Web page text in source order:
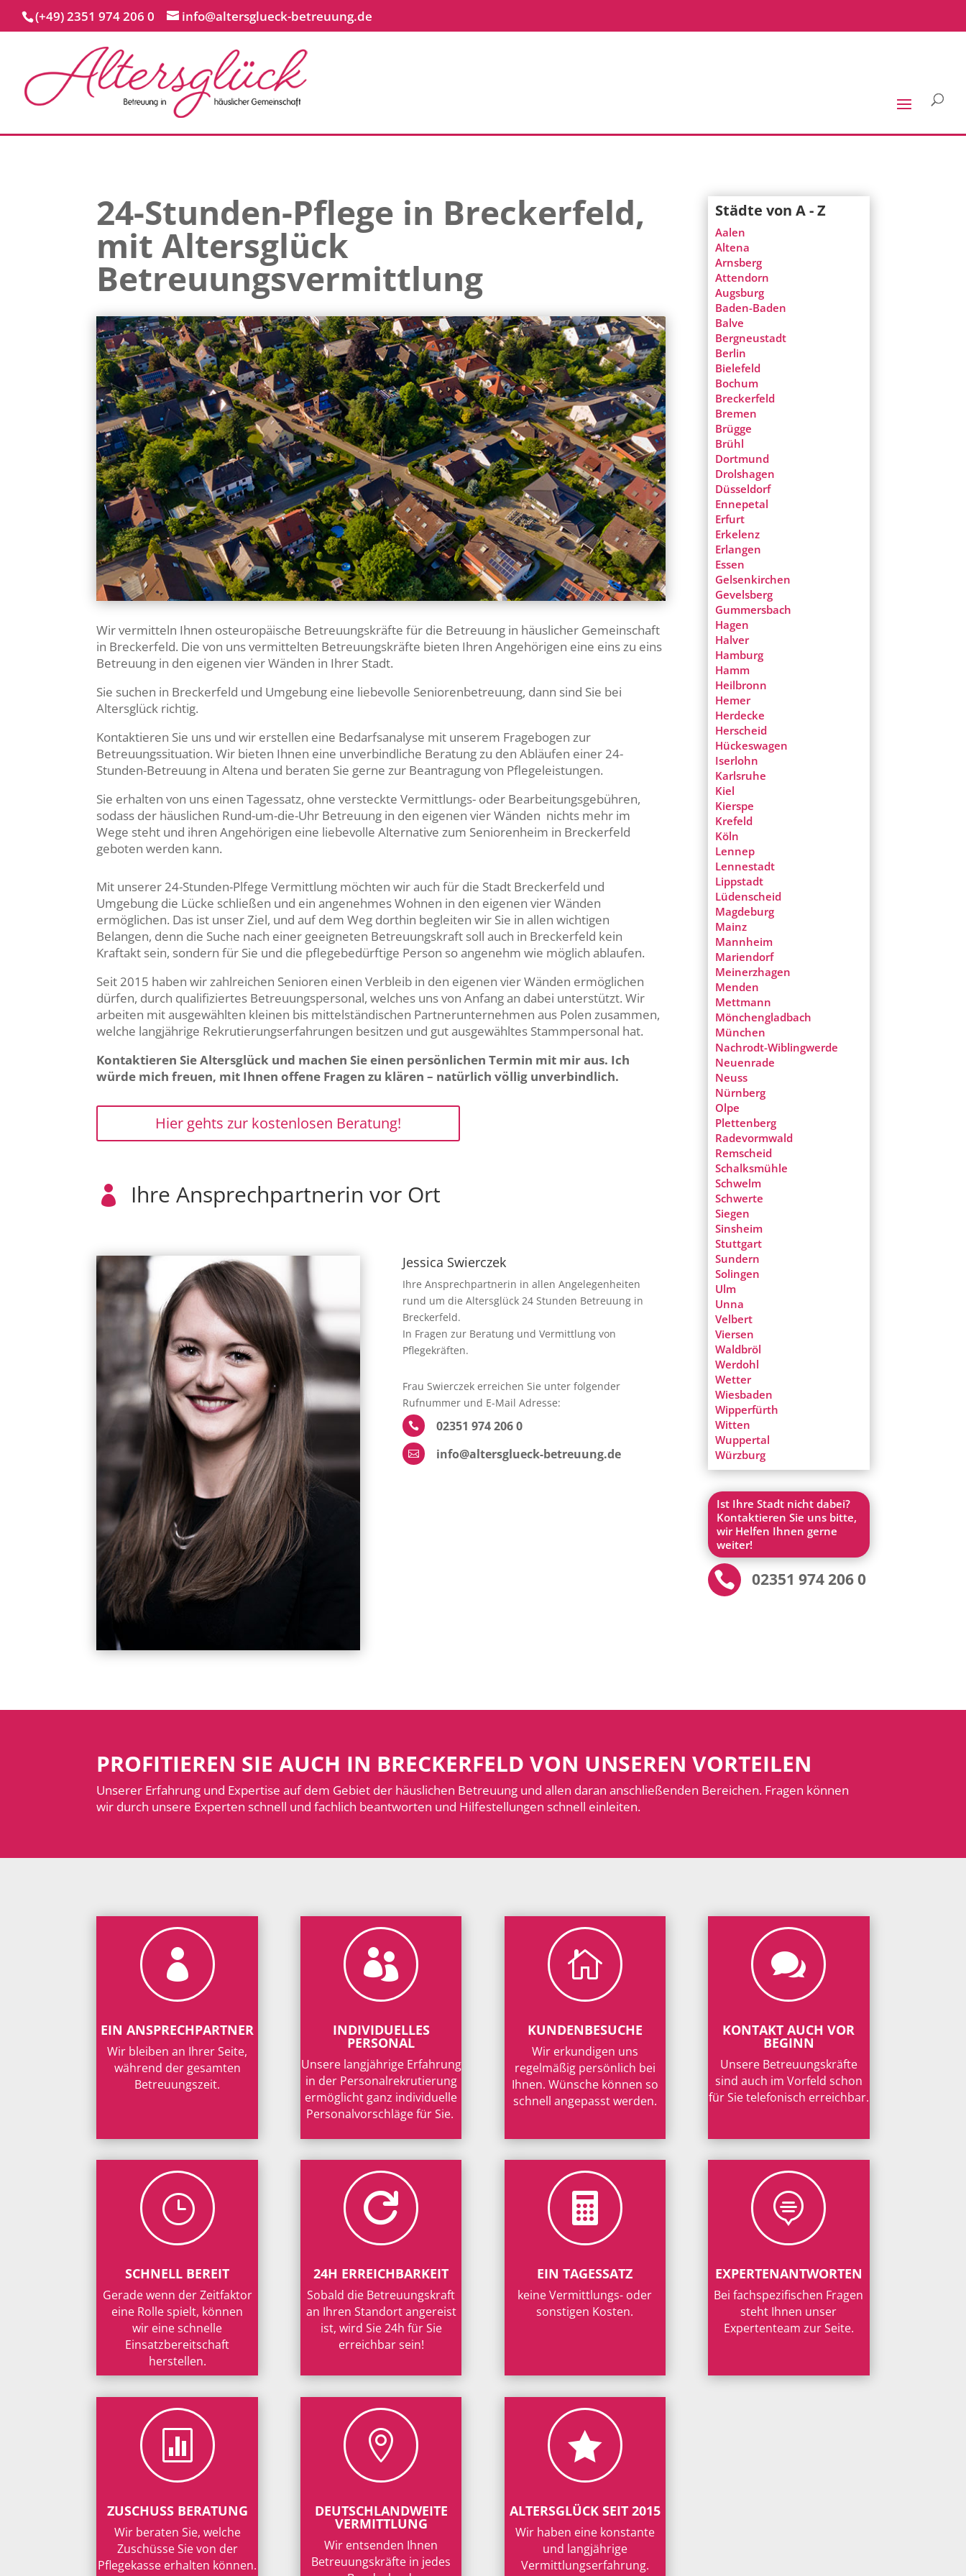
(+49) 2351 974 206 0 info@altersglueck-betreuung.de
24-Stunden-Pflege in Breckerfeld,
mit Altersglück
Betreuungsvermittlung
Wir vermitteln Ihnen osteuropäische Betreuungskräfte für die Betreuung in häuslicher Gemeinschaft
in Breckerfeld. Die von uns vermittelten Betreuungskräfte bieten Ihren Angehörigen eine eins zu eins
Betreuung in den eigenen vier Wänden in Ihrer Stadt.
Sie suchen in Breckerfeld und Umgebung eine liebevolle Seniorenbetreuung, dann sind Sie bei
Altersglück richtig.
Kontaktieren Sie uns und wir erstellen eine Bedarfsanalyse mit unserem Fragebogen zur
Betreuungssituation. Wir bieten Ihnen eine unverbindliche Beratung zu den Abläufen einer 24-
Stunden-Betreuung in Altena und beraten Sie gerne zur Beantragung von Pflegeleistungen.
Sie erhalten von uns einen Tagessatz, ohne versteckte Vermittlungs- oder Bearbeitungsgebühren,
sodass der häuslichen Rund-um-die-Uhr Betreuung in den eigenen vier Wänden nichts mehr im
Wege steht und ihren Angehörigen eine liebevolle Alternative zum Seniorenheim in Breckerfeld
geboten werden kann.
Mit unserer 24-Stunden-Plfege Vermittlung möchten wir auch für die Stadt Breckerfeld und
Umgebung die Lücke schließen und ein angenehmes Wohnen in den eigenen vier Wänden
ermöglichen. Das ist unser Ziel, und auf dem Weg dorthin begleiten wir Sie in allen wichtigen
Belangen, denn die Suche nach einer geeigneten Betreuungskraft soll auch in Breckerfeld kein
Kraftakt sein, sondern für Sie und die pflegebedürftige Person so angenehm wie möglich ablaufen.
Seit 2015 haben wir zahlreichen Senioren einen Verbleib in den eigenen vier Wänden ermöglichen
dürfen, durch qualifiziertes Betreuungspersonal, welches uns von Anfang an dabei unterstützt. Wir
arbeiten mit ausgewählten kleinen bis mittelständischen Partnerunternehmen aus Polen zusammen,
welche langjährige Rekrutierungserfahrungen besitzen und gut ausgewähltes Stammpersonal hat.
Kontaktieren Sie Altersglück und machen Sie einen persönlichen Termin mit mir aus. Ich
würde mich freuen, mit Ihnen offene Fragen zu klären – natürlich völlig unverbindlich.
Hier gehts zur kostenlosen Beratung!
 Ihre Ansprechpartnerin vor Ort
Jessica Swierczek
Ihre Ansprechpartnerin in allen Angelegenheiten
rund um die Altersglück 24 Stunden Betreuung in
Breckerfeld.
In Fragen zur Beratung und Vermittlung von
Pflegekräften.
Frau Swierczek erreichen Sie unter folgender
Rufnummer und E-Mail Adresse:
 02351 974 206 0
 info@altersglueck-betreuung.de
Städte von A - Z
Aalen
Altena
Arnsberg
Attendorn
Augsburg
Baden-Baden
Balve
Bergneustadt
Berlin
Bielefeld
Bochum
Breckerfeld
Bremen
Brügge
Brühl
Dortmund
Drolshagen
Düsseldorf
Ennepetal
Erfurt
Erkelenz
Erlangen
Essen
Gelsenkirchen
Gevelsberg
Gummersbach
Hagen
Halver
Hamburg
Hamm
Heilbronn
Hemer
Herdecke
Herscheid
Hückeswagen
Iserlohn
Karlsruhe
Kiel
Kierspe
Krefeld
Köln
Lennep
Lennestadt
Lippstadt
Lüdenscheid
Magdeburg
Mainz
Mannheim
Mariendorf
Meinerzhagen
Menden
Mettmann
Mönchengladbach
München
Nachrodt-Wiblingwerde
Neuenrade
Neuss
Nürnberg
Olpe
Plettenberg
Radevormwald
Remscheid
Schalksmühle
Schwelm
Schwerte
Siegen
Sinsheim
Stuttgart
Sundern
Solingen
Ulm
Unna
Velbert
Viersen
Waldbröl
Werdohl
Wetter
Wiesbaden
Wipperfürth
Witten
Wuppertal
Würzburg
Ist Ihre Stadt nicht dabei?
Kontaktieren Sie uns bitte,
wir Helfen Ihnen gerne
weiter!
 02351 974 206 0
PROFITIEREN SIE AUCH IN BRECKERFELD VON UNSEREN VORTEILEN
Unserer Erfahrung und Expertise auf dem Gebiet der häuslichen Betreuung und allen daran anschließenden Bereichen. Fragen können
wir durch unsere Experten schnell und fachlich beantworten und Hilfestellungen schnell einleiten.

EIN ANSPRECHPARTNER
Wir bleiben an Ihrer Seite,
während der gesamten
Betreuungszeit.
}
SCHNELL BEREIT
Gerade wenn der Zeitfaktor
eine Rolle spielt, können
wir eine schnelle
Einsatzbereitschaft
herstellen.

ZUSCHUSS BERATUNG
Wir beraten Sie, welche
Zuschüsse Sie von der
Pflegekasse erhalten können.

INDIVIDUELLES
PERSONAL
Unsere langjährige Erfahrung
in der Personalrekrutierung
ermöglicht ganz individuelle
Personalvorschläge für Sie.

24H ERREICHBARKEIT
Sobald die Betreuungskraft
an Ihren Standort angereist
ist, wird Sie 24h für Sie
erreichbar sein!

DEUTSCHLANDWEITE
VERMITTLUNG
Wir entsenden Ihnen
Betreuungskräfte in jedes

KUNDENBESUCHE
Wir erkundigen uns
regelmäßig persönlich bei
Ihnen. Wünsche können so
schnell angepasst werden.

EIN TAGESSATZ
keine Vermittlungs- oder
sonstigen Kosten.

ALTERSGLÜCK SEIT 2015
Wir haben eine konstante
und langjährige
Vermittlungserfahrung.

KONTAKT AUCH VOR
BEGINN
Unsere Betreuungskräfte
sind auch im Vorfeld schon
für Sie telefonisch erreichbar.

EXPERTENANTWORTEN
Bei fachspezifischen Fragen
steht Ihnen unser
Expertenteam zur Seite.